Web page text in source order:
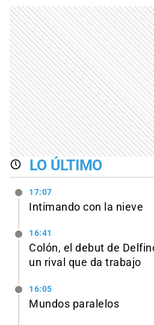
LO ÚLTIMO
17:07
Intimando con la nieve
16:41
Colón, el debut de
un rival que da trabajo
16:05
Mundos paralelos